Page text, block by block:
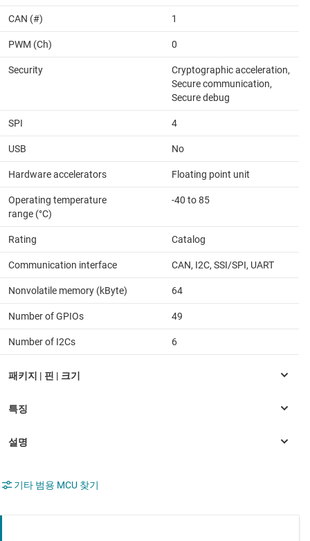
CAN (#) 1
PWM (Ch) 0
Security
Cryptographic acceleration,
Secure communication,
Secure debug
SPI 4
USB No
Hardware accelerators Floating point unit
Operating temperature
range (°C)
-40 to 85
Rating Catalog
Communication interface CAN, I2C, SSI/SPI, UART
Nonvolatile memory (kByte) 64
Number of GPIOs 49
Number of I2Cs 6
기타 범용 MCU 찾기